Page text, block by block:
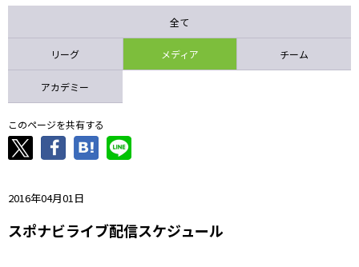
全て
リーグ メディア チーム
アカデミー
このページを共有する
2016年04月01日
スポナビライブ配信スケジュール